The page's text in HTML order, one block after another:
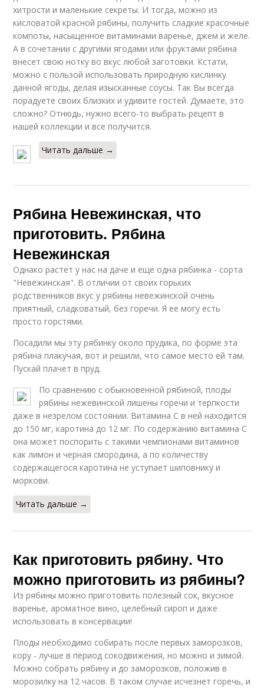
хитрости и маленькие секреты. И тогда, можно из
кисловатой красной рябины, получить сладкие красочные
компоты, насыщенное витаминами варенье, джем и желе.
А в сочетании с другими ягодами или фруктами рябина
внесет свою нотку во вкус любой заготовки. Кстати,
можно с пользой использовать природную кислинку
данной ягоды, делая изысканные соусы. Так Вы всегда
порадуете своих близких и удивите гостей. Думаете, это
сложно? Отнюдь, нужно всего-то выбрать рецепт в
нашей коллекции и все получится.
Читать дальше →
Рябина Невежинская, что
приготовить. Рябина
Невежинская
Однако растет у нас на даче и еще одна рябинка - сорта
"Невежинская". В отличии от своих горьких
родственников вкус у рябины невежинской очень
приятный, сладковатый, без горечи. Я ее могу есть
просто горстями.
Посадили мы эту рябинку около прудика, по форме эта
рябина плакучая, вот и решили, что самое место ей там.
Пускай плачет в пруд.
По сравнению с обыкновенной рябиной, плоды
рябины нежевинской лишены горечи и терпкости
даже в незрелом состоянии. Витамина С в ней находится
до 150 мг, каротина до 12 мг. По содержанию витамина С
она может поспорить с такими чемпионами витаминов
как лимон и черная смородина, а по количеству
содержащегося каротина не уступает шиповнику и
моркови.
Читать дальше →
Как приготовить рябину. Что
можно приготовить из рябины?
Из рябины можно приготовить полезный сок, вкусное
варенье, ароматное вино, целебный сироп и даже
использовать в консервации!
Плоды необходимо собирать после первых заморозков,
кору - лучше в период сокодвижения, но можно и зимой.
Можно собрать рябину и до заморозков, положив в
морозилку на 12 часов. В таком случае исчезнет горечь, и